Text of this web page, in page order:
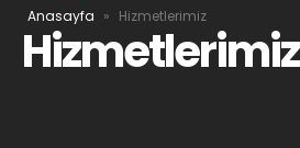
Anasayfa » Hizmetlerimiz
Hizmetlerimiz